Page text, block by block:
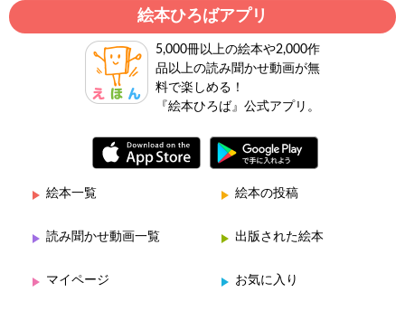
絵本ひろばアプリ
5,000冊以上の絵本や2,000作
品以上の読み聞かせ動画が無
料で楽しめる！
『絵本ひろば』公式アプリ。
絵本一覧 絵本の投稿
読み聞かせ動画一覧 出版された絵本
マイページ お気に入り